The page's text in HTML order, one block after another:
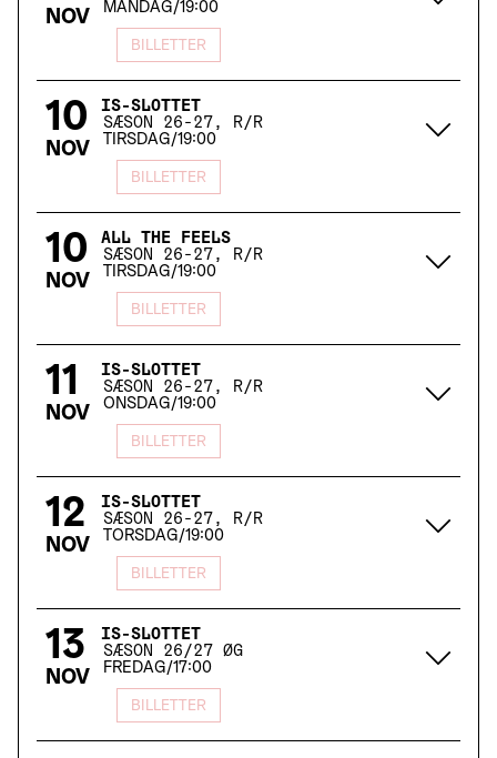
NOV
MANDAG/19:00
BILLETTER
10
NOV
IS-SLOTTET
SÆSON 26-27, R/R
TIRSDAG/19:00
BILLETTER
10
NOV
ALL THE FEELS
SÆSON 26-27, R/R
TIRSDAG/19:00
BILLETTER
11
NOV
IS-SLOTTET
SÆSON 26-27, R/R
ONSDAG/19:00
BILLETTER
12
NOV
IS-SLOTTET
SÆSON 26-27, R/R
TORSDAG/19:00
BILLETTER
13
NOV
IS-SLOTTET
SÆSON 26/27 ØG
FREDAG/17:00
BILLETTER